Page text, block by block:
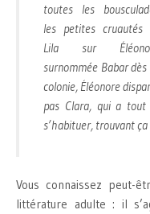
toutes les
les petites cruautés
Lila sur
surnommée Babar
colonie, Éléonore
pas Clara, qui a
s’habituer, trouvant
Vous connaissez peut-
littérature adulte : il